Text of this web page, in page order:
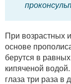
При возрастных
основе
берутся в
кипяченой
глаза три раза в